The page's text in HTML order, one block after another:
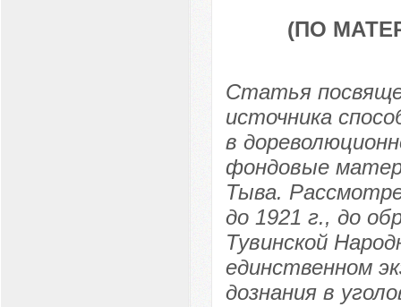
(ПО
Статья
источника
в
фондовые
Тыва.
до 1921 г., до
Тувинской
единственном
дознания в